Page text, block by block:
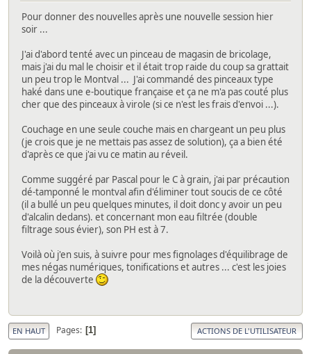
Pour donner des nouvelles après une nouvelle session hier
soir ...
J'ai d'abord tenté avec un pinceau de magasin de bricolage,
mais j'ai du mal le choisir et il était trop raide du coup sa grattait
un peu trop le Montval ... J'ai commandé des pinceaux type
haké dans une e-boutique française et ça ne m'a pas couté plus
cher que des pinceaux à virole (si ce n'est les frais d'envoi ...).
Couchage en une seule couche mais en chargeant un peu plus
(je crois que je ne mettais pas assez de solution), ça a bien été
d'après ce que j'ai vu ce matin au réveil.
Comme suggéré par Pascal pour le C à grain, j'ai par précaution
dé-tamponné le montval afin d'éliminer tout soucis de ce côté
(il a bullé un peu quelques minutes, il doit donc y avoir un peu
d'alcalin dedans). et concernant mon eau filtrée (double
filtrage sous évier), son PH est à 7.
Voilà où j'en suis, à suivre pour mes fignolages d'équilibrage de
mes négas numériques, tonifications et autres ... c'est les joies
de la découverte
EN HAUT Pages 1 ACTIONS DE L'UTILISATEUR